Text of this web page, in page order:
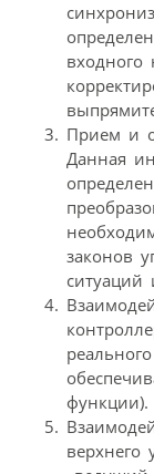
входного
Прием и
Данная
законов
ситуаций
функции).
верхнего